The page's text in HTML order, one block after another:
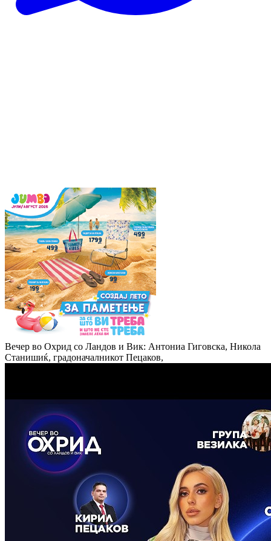
Вечер во Охрид со Ландов и Вик: Антониа Гиговска, Никола
Станишиќ, градоначалникот Пецаков,